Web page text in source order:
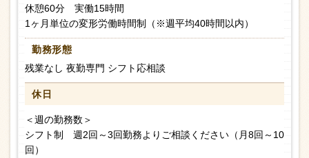
休憩60分 実働15時間
1ヶ月単位の変形労働時間制（※週平均40時間以内）
勤務形態
残業なし 夜勤専門 シフト応相談
休日
＜週の勤務数＞
シフト制 週2回～3回勤務よりご相談ください（月8回～10
回）